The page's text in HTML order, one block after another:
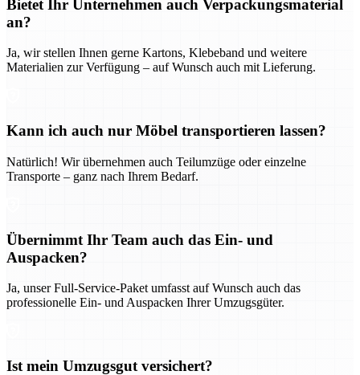
Bietet Ihr Unternehmen auch Verpackungsmaterial
an?
Ja, wir stellen Ihnen gerne Kartons, Klebeband und weitere
Materialien zur Verfügung – auf Wunsch auch mit Lieferung.
Kann ich auch nur Möbel transportieren lassen?
Natürlich! Wir übernehmen auch Teilumzüge oder einzelne
Transporte – ganz nach Ihrem Bedarf.
Übernimmt Ihr Team auch das Ein- und
Auspacken?
Ja, unser Full-Service-Paket umfasst auf Wunsch auch das
professionelle Ein- und Auspacken Ihrer Umzugsgüter.
Ist mein Umzugsgut versichert?